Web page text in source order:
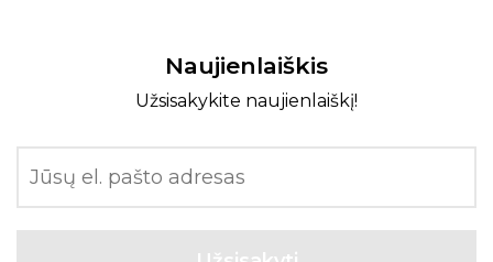
Naujienlaiškis
Užsisakykite naujienlaiškį!